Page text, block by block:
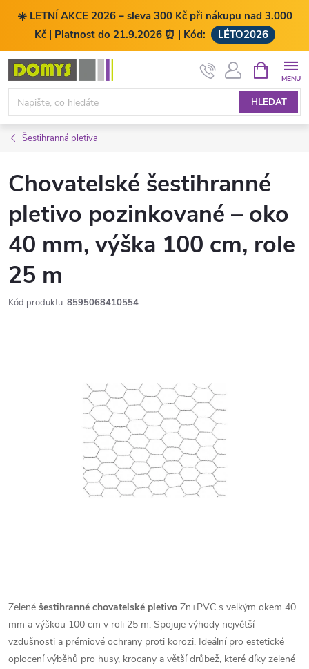
☀️ LETNÍ AKCE 2026 – sleva 300 Kč při nákupu nad 3.000
Kč | Platnost do 21.9.2026 ⏰ | Kód:
LÉTO2026
Přejít
obsah
HLEDAT
NÁKUPNÍ
KOŠÍK
Šestihranná pletiva
Chovatelské šestihranné
pletivo pozinkované – oko
40 mm, výška 100 cm, role
25 m
Kód produktu: 8595068410554
Zelené šestihranné chovatelské pletivo Zn+PVC s velkým okem 40
mm a výškou 100 cm v roli 25 m. Spojuje výhody největší
vzdušnosti a prémiové ochrany proti korozi. Ideální pro estetické
oplocení výběhů pro husy, krocany a větší drůbež, které díky zelené